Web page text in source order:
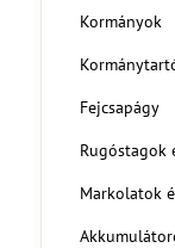
Kormányok
Fejcsapágy
Rugóstagok
Markolatok